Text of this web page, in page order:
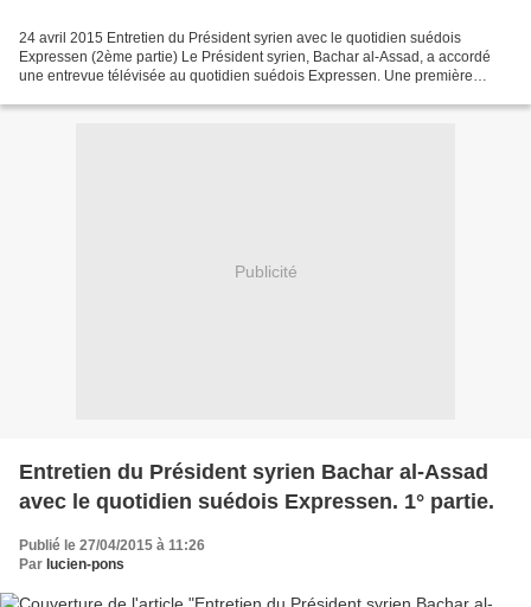
24 avril 2015 Entretien du Président syrien avec le quotidien suédois
Expressen (2ème partie) Le Président syrien, Bachar al-Assad, a accordé
une entrevue télévisée au quotidien suédois Expressen. Une première
Publicité
Entretien du Président syrien Bachar al-Assad
avec le quotidien suédois Expressen. 1° partie.
Publié le 27/04/2015 à 11:26
Par lucien-pons